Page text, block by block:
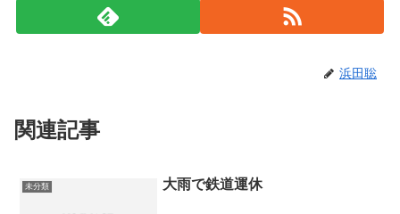
浜田聡
関連記事
未分類 大雨で鉄道運休